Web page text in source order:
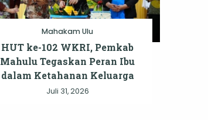
Mahakam Ulu
HUT ke-102 WKRI, Pemkab
Mahulu Tegaskan Peran Ibu
dalam Ketahanan Keluarga
Juli 31, 2026